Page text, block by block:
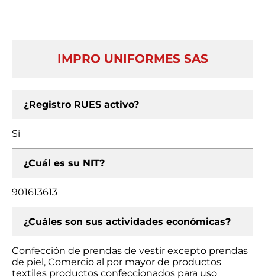
IMPRO UNIFORMES SAS
¿Registro RUES activo?
Si
¿Cuál es su NIT?
901613613
¿Cuáles son sus actividades económicas?
Confección de prendas de vestir excepto prendas
de piel, Comercio al por mayor de productos
textiles productos confeccionados para uso